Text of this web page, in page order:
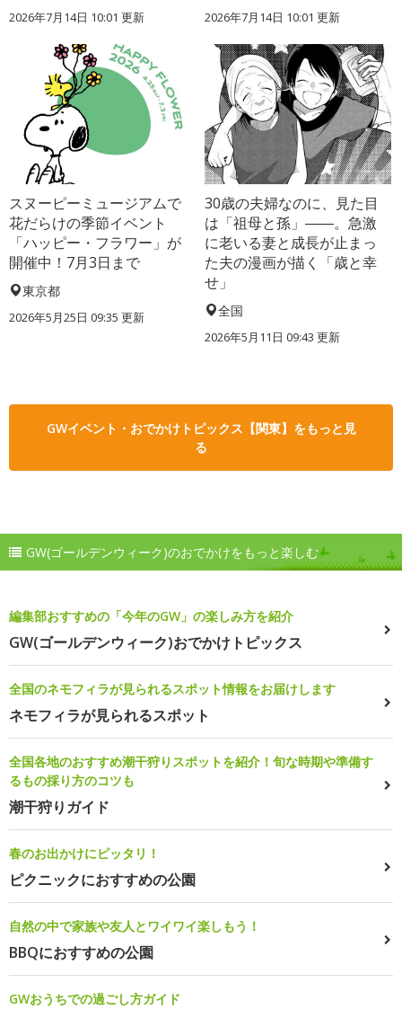
2026年7月14日 10:01 更新 2026年7月14日 10:01 更新
スヌーピーミュージアムで
花だらけの季節イベント
「ハッピー・フラワー」が
開催中！7月3日まで
東京都
2026年5月25日 09:35 更新
30歳の夫婦なのに、見た目
は「祖母と孫」――。急激
に老いる妻と成長が止まっ
た夫の漫画が描く「歳と幸
せ」
全国
2026年5月11日 09:43 更新
GWイベント・おでかけトピックス【関東】をもっと見
る
GW(ゴールデンウィーク)のおでかけをもっと楽しむ
編集部おすすめの「今年のGW」の楽しみ方を紹介
GW(ゴールデンウィーク)おでかけトピックス
全国のネモフィラが見られるスポット情報をお届けします
ネモフィラが見られるスポット
全国各地のおすすめ潮干狩りスポットを紹介！旬な時期や準備す
るもの採り方のコツも
潮干狩りガイド
春のお出かけにピッタリ！
ピクニックにおすすめの公園
自然の中で家族や友人とワイワイ楽しもう！
BBQにおすすめの公園
GWおうちでの過ごし方ガイド